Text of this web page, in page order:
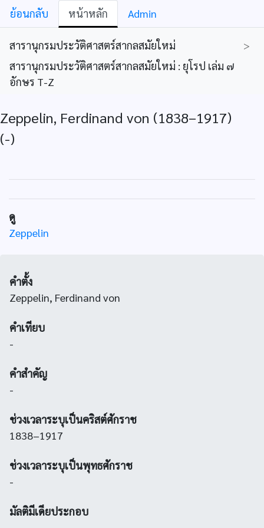
ย้อนกลับ หน้าหลัก Admin
สารานุกรมประวัติศาสตร์สากลสมัยใหม่
>
สารานุกรมประวัติศาสตร์สากลสมัยใหม่ : ยุโรป เล่ม ๗
อักษร T-Z
Zeppelin, Ferdinand von (1838–1917)
(-)
ดู
Zeppelin
คำตั้ง
Zeppelin, Ferdinand von
คำเทียบ
-
คำสำคัญ
-
ช่วงเวลาระบุเป็นคริสต์ศักราช
1838–1917
ช่วงเวลาระบุเป็นพุทธศักราช
-
มัลติมีเดียประกอบ